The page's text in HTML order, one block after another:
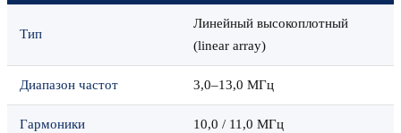
Тип
Линейный высокоплотный
(linear array)
Диапазон частот 3,0–13,0 МГц
Гармоники 10,0 / 11,0 МГц